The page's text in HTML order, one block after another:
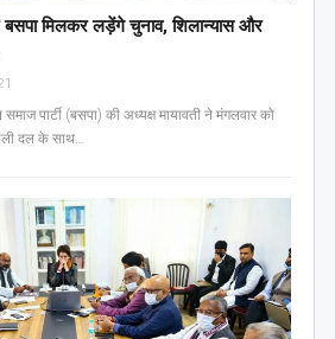
मिलकर लड़ेंगे चुनाव, शिलान्यास और
पार्टी (बसपा) की अध्यक्ष मायावती ने मंगलवार को
दल के साथ…